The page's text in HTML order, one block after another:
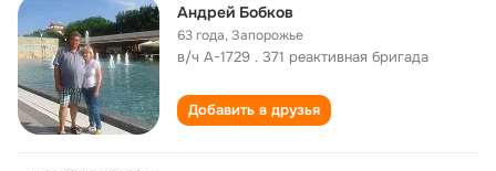
Андрей Бобков
63 года,Запорожье
в/ч А-1729 . 371 реактивная бригада
Добавить в друзья